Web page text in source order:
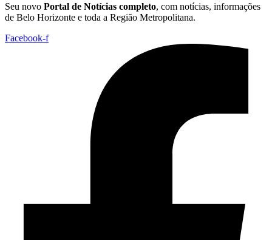
Seu novo Portal de Notícias completo, com notícias, informações
de Belo Horizonte e toda a Região Metropolitana.
Facebook-f